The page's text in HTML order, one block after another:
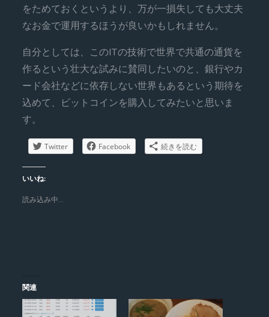
をためておくというより、万が一損失しても大丈夫
なお金で運用するほうが良いかもしれません。
自分としては、このITの技術で世界で共通の通貨を
作るという壮大な試みに賛同したいのと、銀行やカ
ード会社などに依存しない世界もあるという期待を
込めて、ビットコインを購入してみたいと思いま
す。
Twitter Facebook 続きを読む
いいね:
読み込み中…
関連